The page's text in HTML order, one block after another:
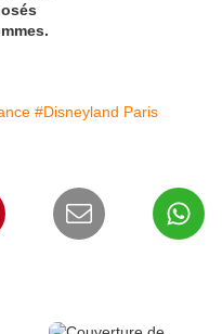
#Disneyland Paris